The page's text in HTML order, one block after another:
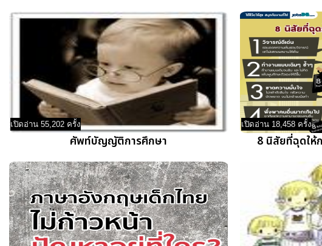
เปิดอ่าน 55,202 ครั้ง
ศัพท์บัญญัติการศึกษา
เปิดอ่าน 18,458 ครั้ง
8 นิสัยที่ฉุดให้